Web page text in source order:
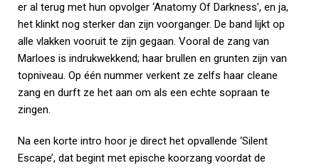
er al terug met hun opvolger ‘Anatomy Of Darkness’, en ja,
het klinkt nog sterker dan zijn voorganger. De band lijkt op
alle vlakken vooruit te zijn gegaan. Vooral de zang van
Marloes is indrukwekkend; haar brullen en grunten zijn van
topniveau. Op één nummer verkent ze zelfs haar cleane
zang en durft ze het aan om als een echte sopraan te
zingen.
Na een korte intro hoor je direct het opvallende ‘Silent
Escape’, dat begint met epische koorzang voordat de